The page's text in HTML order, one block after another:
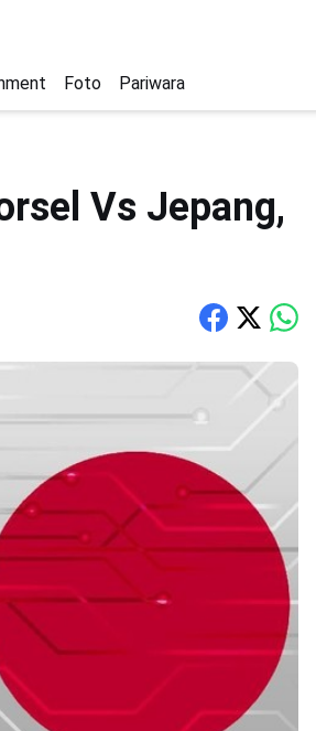
Foto Pariwara
Vs Jepang,